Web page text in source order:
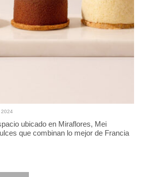
ubicado en Miraflores, Mei
que combinan lo mejor de Francia